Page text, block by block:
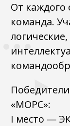
От каждого
команда.
«МОРС»:
I место —